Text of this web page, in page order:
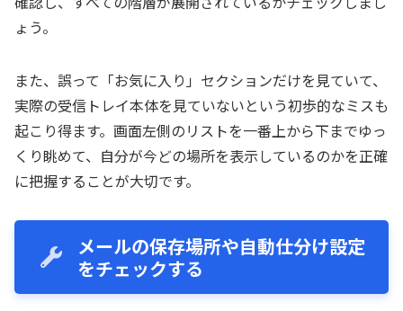
ょう。
また、誤って「お気に入り」セクションだけを見ていて、
実際の受信トレイ本体を見ていないという初歩的なミスも
起こり得ます。画面左側のリストを一番上から下までゆっ
くり眺めて、自分が今どの場所を表示しているのかを正確
に把握することが大切です。
メールの保存場所や自動仕分け設定
をチェックする